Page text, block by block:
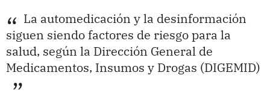
La automedicación y la desinformación
siguen siendo factores de riesgo para la
salud, según la Dirección General de
Medicamentos, Insumos y Drogas (DIGEMID)